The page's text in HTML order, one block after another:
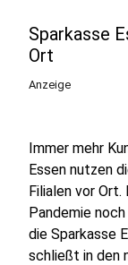
Sparkasse
Ort
Anzeige
Immer mehr
Essen nutzen
Filialen vor Ort.
Pandemie
die Sparkasse
schließt in den